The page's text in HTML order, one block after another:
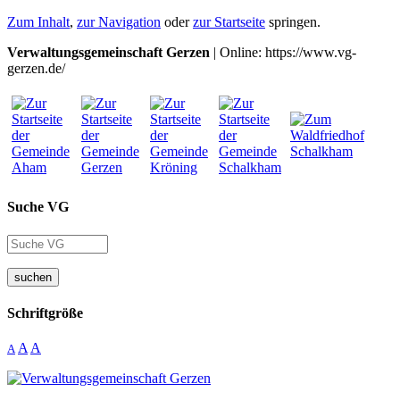
Zum Inhalt, zur Navigation oderzur Startseite springen.
Verwaltungsgemeinschaft Gerzen | Online: https://www.vg-
gerzen.de/
Suche VG
suchen
Schriftgröße
A A A